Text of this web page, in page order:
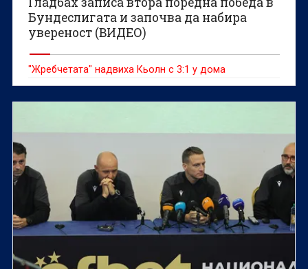
Бундеслигата и започва да набира
увереност (ВИДЕО)
"Жребчетата" надвиха Кьолн с 3:1 у дома